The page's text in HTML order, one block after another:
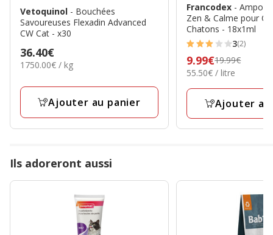
Vetoquinol - Bouchées
Savoureuses Flexadin Advanced
CW Cat - x30
Prix
36.40€
36.40€
1,750.00€
Kg
1750.00€ / kg
Ajouter au panier
Francodex -
Zen & Calme pour
Chatons - 18x1ml
3
étoiles
avec
2
3(2)
Prix
précédent
19.99€,
final
9.99€
9.99€19.99€
55.50€
Litre
55.50€ / litre
Ajouter
Ils adoreront aussi